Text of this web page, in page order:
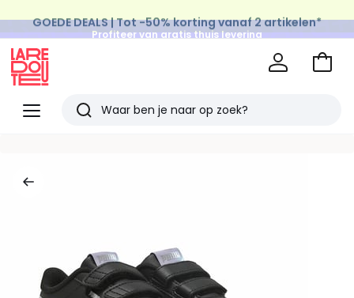
Profiteer van gratis thuis levering
op al de Mode & Home aankopen
Menu
Redoute
Zoeken
Naar